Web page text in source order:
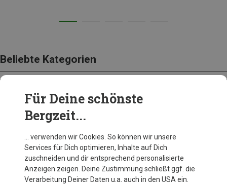
Beliebte Kategorien
BEKLEIDUNG
Für Deine schönste
Bergzeit...
… verwenden wir Cookies. So können wir unsere
Services für Dich optimieren, Inhalte auf Dich
zuschneiden und dir entsprechend personalisierte
Anzeigen zeigen. Deine Zustimmung schließt ggf. die
Verarbeitung Deiner Daten u.a. auch in den USA ein.